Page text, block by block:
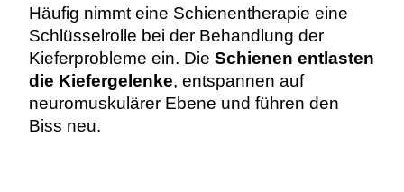
Häufig nimmt eine Schienentherapie eine
Schlüsselrolle bei der Behandlung der
Kieferprobleme ein. Die Schienen entlasten
die Kiefergelenke, entspannen auf
neuromuskulärer Ebene und führen den
Biss neu.